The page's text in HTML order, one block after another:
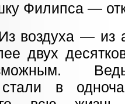
Филипса —
воздуха — из
двух
стали в